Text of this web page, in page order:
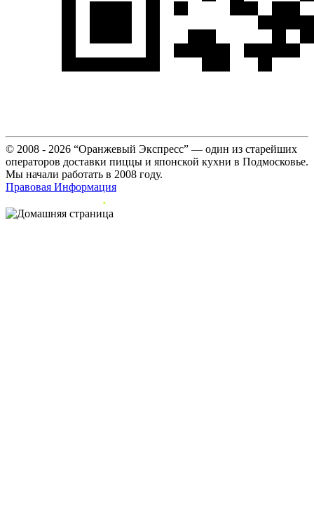
© 2008 - 2026 “Оранжевый Экспресс” — один из старейших
операторов доставки пиццы и японской кухни в Подмосковье.
Мы начали работать в 2008 году.
Правовая Информация